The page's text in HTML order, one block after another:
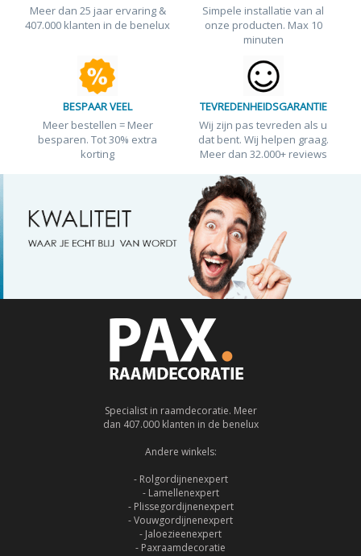
Meer dan 25 jaar ervaring &
407.000 klanten in de benelux
Simpele installatie van al
onze producten. Max 10
minuten
BESPAAR VEEL
Meer bestellen = Meer
besparen. Tot 30% extra
korting
TEVREDENHEIDSGARANTIE
Wij zijn pas tevreden als u
dat bent. Wij helpen graag.
Meer dan 32.000+ reviews
Specialist in raamdecoratie. Meer
dan 407.000 klanten in de benelux
Andere winkels:
- Rolgordijnenexpert
- Lamellenexpert
- Plissegordijnenexpert
- Vouwgordijnenexpert
- Jaloezieenexpert
- Paxraamdecoratie